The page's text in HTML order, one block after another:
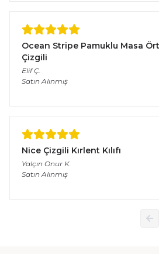
Ocean Stripe Pamuklu Masa
Çizgili
Elif Ç.
Satın Alınmış
Nice Çizgili Kırlent Kılıfı
Yalçın Onur K.
Satın Alınmış